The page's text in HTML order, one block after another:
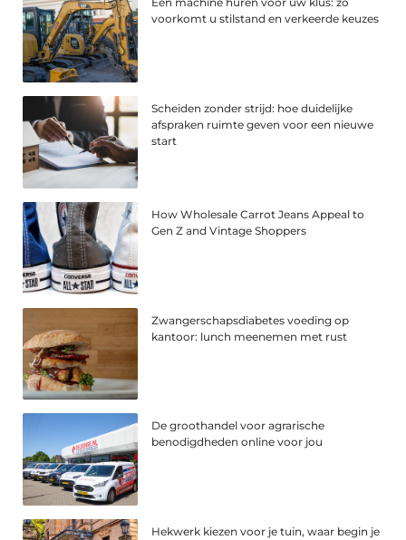
voorkomt u stilstand en verkeerde keuzes
Scheiden zonder strijd: hoe duidelijke
afspraken ruimte geven voor een nieuwe
start
How Wholesale Carrot Jeans Appeal to
Gen Z and Vintage Shoppers
Zwangerschapsdiabetes voeding op
kantoor: lunch meenemen met rust
De groothandel voor agrarische
benodigdheden online voor jou
Hekwerk kiezen voor je tuin, waar begin je